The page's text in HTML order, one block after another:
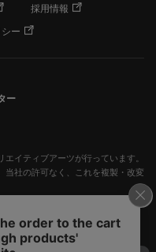
採用情報
ー
ー
イティブアーツが行っています。
当社の許可なく、これを複製・改変
ティブアーツの出版物ほか写真等著